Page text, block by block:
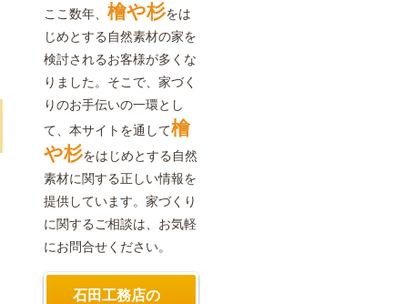
ここ数年、 檜や杉をは
じめとする自然素材の家を
検討されるお客様が多くな
りました。そこで、家づく
りのお手伝いの一環とし
て、本サイトを通して檜
や杉をはじめとする自然
素材に関する正しい情報を
提供しています。家づくり
に関するご相談は、お気軽
にお問合せください。
石田工務店の